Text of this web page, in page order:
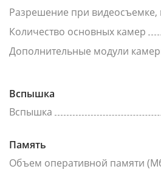
Разрешение при видеосъемке,
Количество основных камер
Дополнительные модули
Вспышка
Вспышка
Память
Объем оперативной памяти